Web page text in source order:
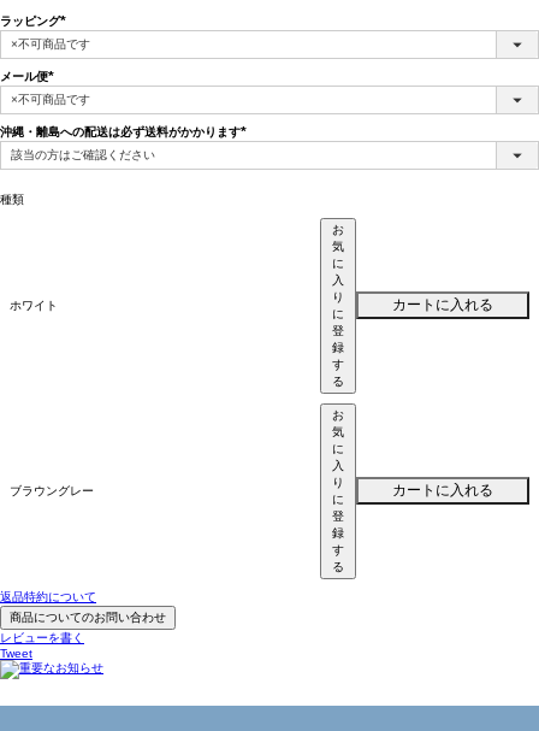
ラッピング
(必
メール便
(必
須)
沖縄・離島への配送は必ず送料がかかります
種類
ホワイト
お
気
に
入
り
に
登
録
す
る
カートに入れる
ブラウングレー
お
気
に
入
り
に
登
録
す
る
カートに入れる
返品特約について
商品についてのお問い合わせ
レビューを書く
Tweet